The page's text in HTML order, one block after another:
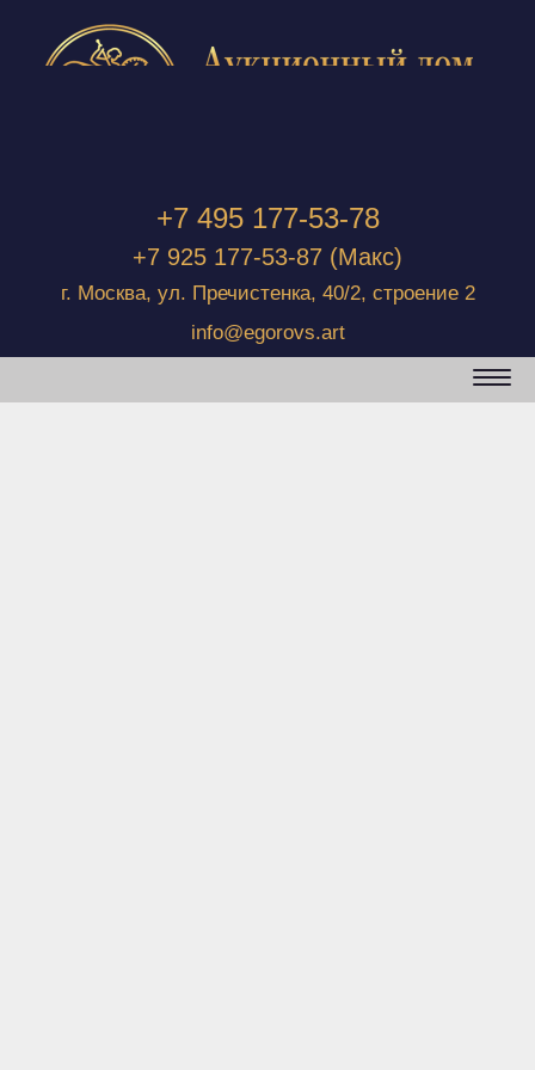
+7 495 177-53-78
+7 925 177-53-87 (Макс)
г. Москва, ул. Пречистенка, 40/2, строение 2
info@egorovs.art